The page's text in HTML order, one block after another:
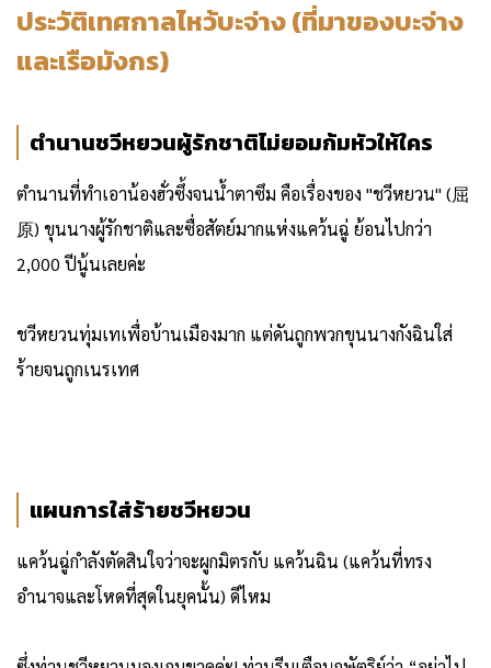
ประวัติเทศกาลไหว้บะจ่าง (ที่มาของบะจ่าง
และเรือมังกร)
ตำนานชวีหยวนผู้รักชาติไม่ยอมก้มหัวให้ใคร
ตำนานที่ทำเอาน้องฮั่วซึ้งจนน้ำตาซึม คือเรื่องของ "ชวีหยวน" (屈
原) ขุนนางผู้รักชาติและซื่อสัตย์มากแห่งแคว้นฉู่ ย้อนไปกว่า
2,000 ปีนู้นเลยค่ะ
ชวีหยวนทุ่มเทเพื่อบ้านเมืองมาก แต่ดันถูกพวกขุนนางกังฉินใส่
ร้ายจนถูกเนรเทศ
แผนการใส่ร้ายชวีหยวน
แคว้นฉู่กำลังตัดสินใจว่าจะผูกมิตรกับ แคว้นฉิน (แคว้นที่ทรง
อำนาจและโหดที่สุดในยุคนั้น) ดีไหม